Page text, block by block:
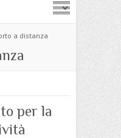
a distanza
per la